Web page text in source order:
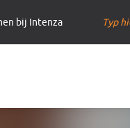
bij Intenza Zoeken